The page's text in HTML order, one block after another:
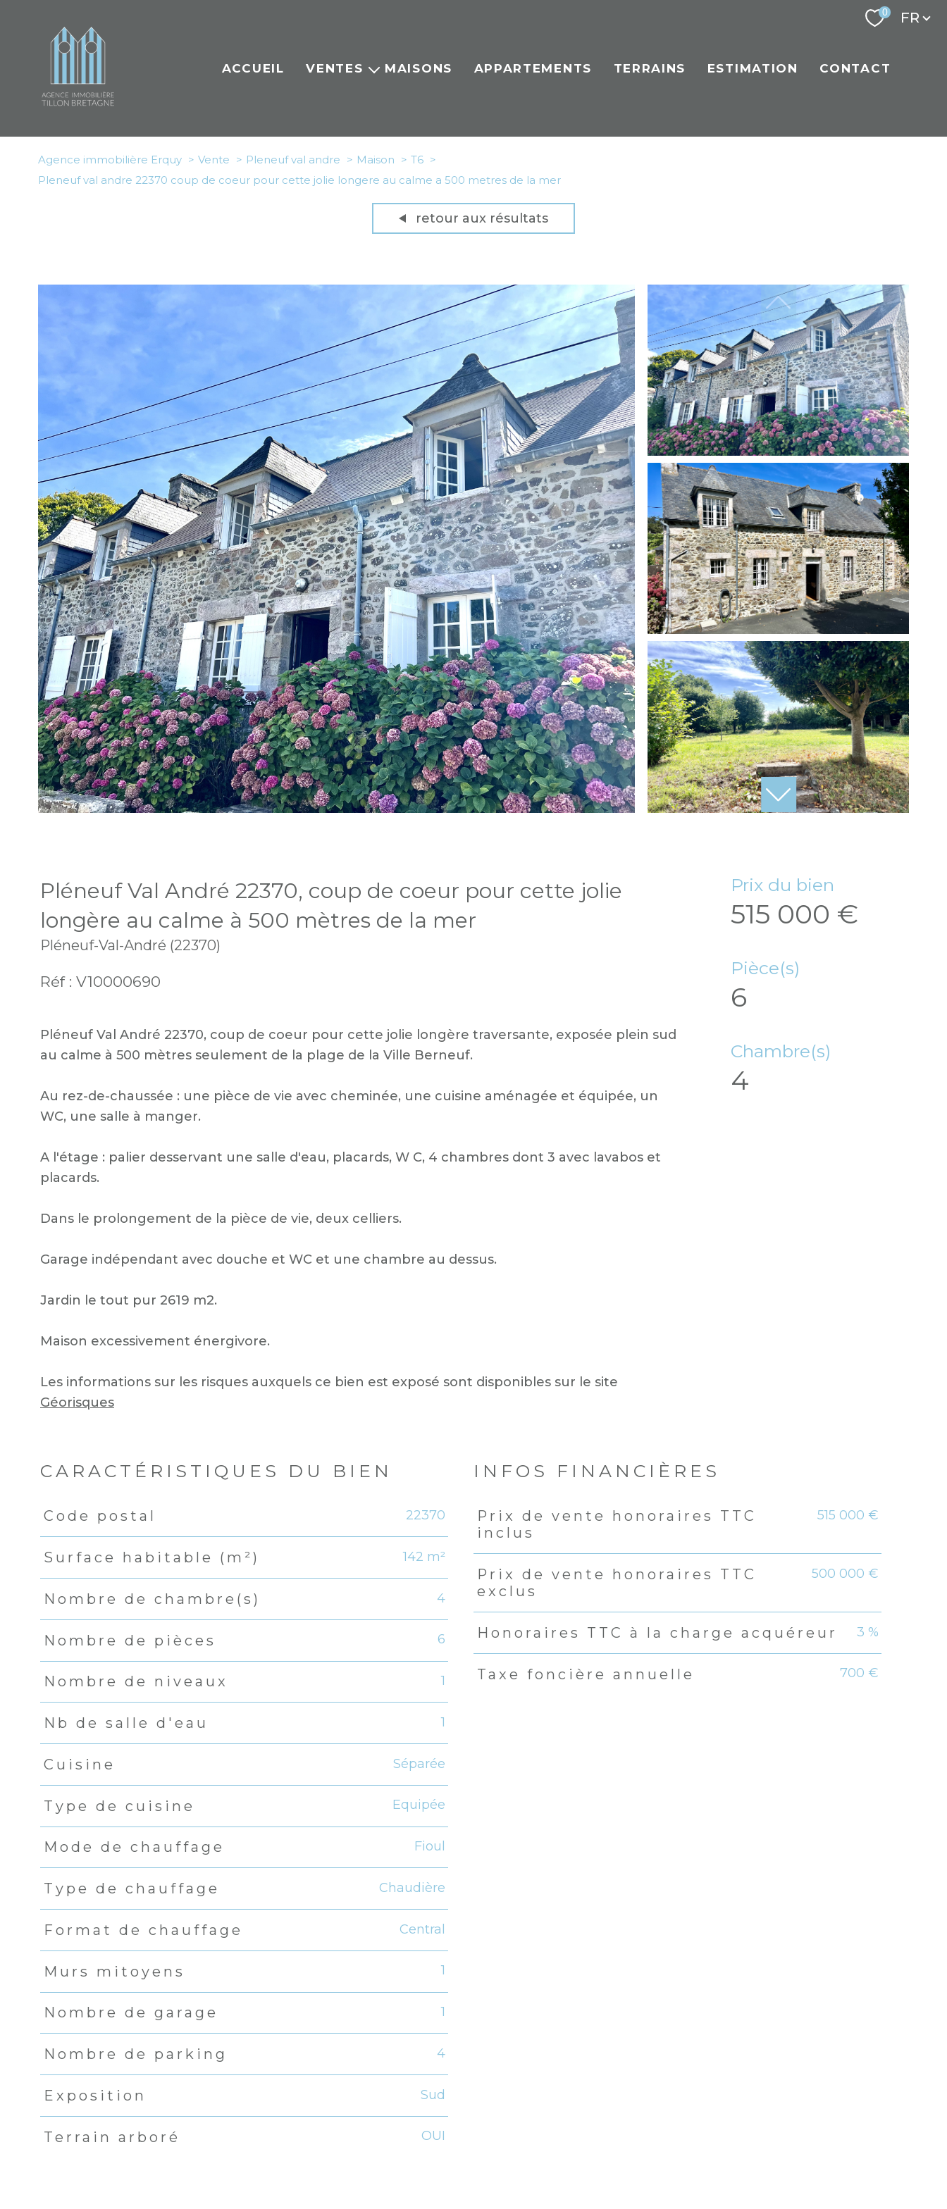
0 FR
ACCUEIL VENTES MAISONS APPARTEMENTS TERRAINS ESTIMATION CONTACT
Agence immobilière Erquy Vente Pleneuf val andre Maison
T6
Pleneuf val andre 22370 coup de coeur pour cette jolie longere au calme a 500 metres de la mer
retour aux résultats
Pléneuf Val André 22370, coup de coeur pour cette jolie
longère au calme à 500 mètres de la mer
Pléneuf-Val-André (22370)
Réf : V10000690
Pléneuf Val André 22370, coup de coeur pour cette jolie longère traversante, exposée plein sud
au calme à 500 mètres seulement de la plage de la Ville Berneuf.
Au rez-de-chaussée : une pièce de vie avec cheminée, une cuisine aménagée et équipée, un
WC, une salle à manger.
A l'étage : palier desservant une salle d'eau, placards, W C, 4 chambres dont 3 avec lavabos et
placards.
Dans le prolongement de la pièce de vie, deux celliers.
Garage indépendant avec douche et WC et une chambre au dessus.
Jardin le tout pur 2619 m2.
Maison excessivement énergivore.
Les informations sur les risques auxquels ce bien est exposé sont disponibles sur le site
Géorisques
Prix du bien
515 000 €
Pièce(s)
6
Chambre(s)
4
CARACTÉRISTIQUES DU BIEN
Caractéristiques
Code postal 22370
Surface habitable (m²) 142 m²
Nombre de chambre(s) 4
Nombre de pièces 6
Nombre de niveaux 1
Nb de salle d'eau 1
Cuisine Séparée
Type de cuisine Equipée
Mode de chauffage Fioul
Type de chauffage Chaudière
Format de chauffage Central
Murs mitoyens 1
Nombre de garage 1
Nombre de parking 4
Exposition Sud
Terrain arboré OUI
INFOS FINANCIÈRES
Caractéristiques Valeurs
Prix de vente honoraires TTC
inclus
515 000 €
Prix de vente honoraires TTC
exclus
500 000 €
Honoraires TTC à la charge acquéreur 3 %
Taxe foncière annuelle 700 €